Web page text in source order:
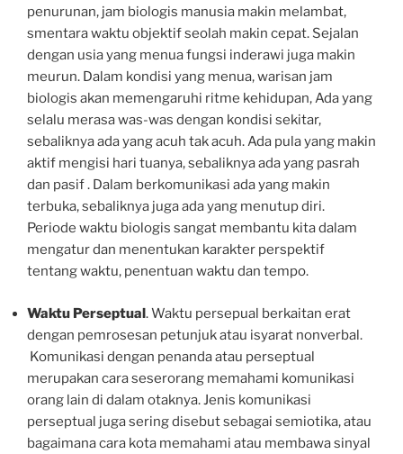
penurunan, jam biologis manusia makin melambat,
smentara waktu objektif seolah makin cepat. Sejalan
dengan usia yang menua fungsi inderawi juga makin
meurun. Dalam kondisi yang menua, warisan jam
biologis akan memengaruhi ritme kehidupan, Ada yang
selalu merasa was-was dengan kondisi sekitar,
sebaliknya ada yang acuh tak acuh. Ada pula yang makin
aktif mengisi hari tuanya, sebaliknya ada yang pasrah
dan pasif . Dalam berkomunikasi ada yang makin
terbuka, sebaliknya juga ada yang menutup diri.
Periode waktu biologis sangat membantu kita dalam
mengatur dan menentukan karakter perspektif
tentang waktu, penentuan waktu dan tempo.
Waktu Perseptual. Waktu persepual berkaitan erat
dengan pemrosesan petunjuk atau isyarat nonverbal.
Komunikasi dengan penanda atau perseptual
merupakan cara seserorang memahami komunikasi
orang lain di dalam otaknya. Jenis komunikasi
perseptual juga sering disebut sebagai semiotika, atau
bagaimana cara kota memahami atau membawa sinyal